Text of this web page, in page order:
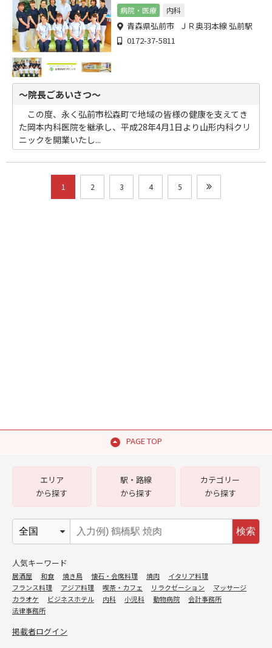
病院・医療 内科
青森県弘前市 ＪＲ奥羽本線 弘前駅
0172-37-5811
～院長ごあいさつ～
この度、永く弘前市松森町で地域の皆様の健康を支えてき
た岡本内科医院を継承し、平成28年4月1日より山形内科クリ
ニックを開業いたし...
1 2 3 4 5
PAGE TOP
エリア
から探す
駅・路線
から探す
カテゴリー
から探す
検索
人気キーワード
居酒屋 和食 焼き鳥 懐石・会席料理 焼肉
イタリア料理
フランス料理
アジア料理 喫茶・カフェ リラクゼーション
マッサージ
カラオケ
ビジネスホテル 内科 小児科 動物病院
会計事務所
法律事務所
掲載者ログイン